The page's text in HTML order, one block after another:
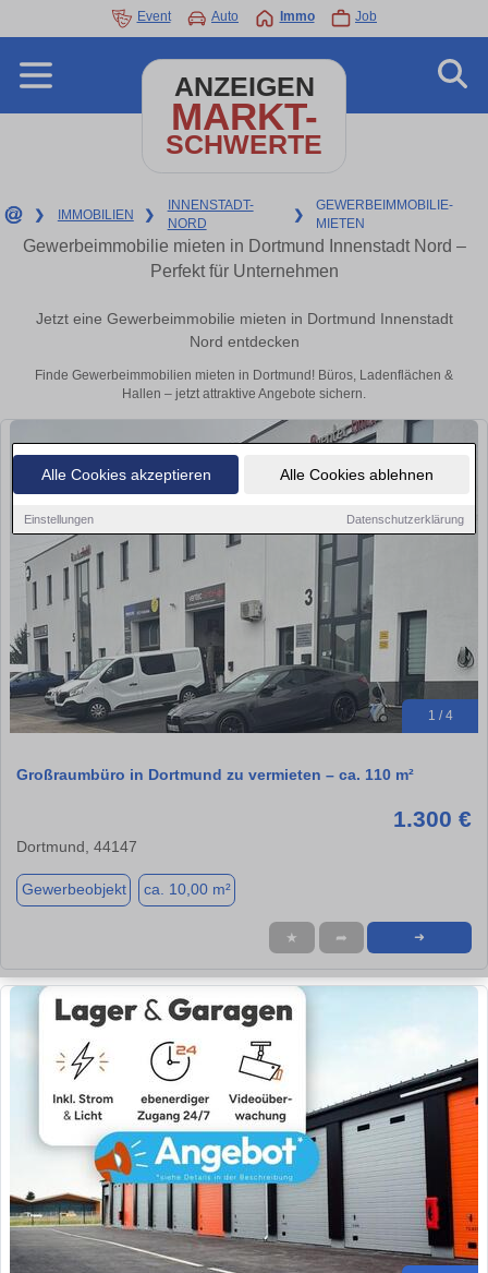
Alle Cookies akzeptieren Alle Cookies ablehnen
Einstellungen Datenschutzerklärung
Event Auto Immo Job
ANZEIGEN
MARKT-
SCHWERTE
❯ IMMOBILIEN ❯
INNENSTADT-
NORD
❯
GEWERBEIMMOBILIE-
MIETEN
Gewerbeimmobilie mieten in Dortmund Innenstadt Nord –
Perfekt für Unternehmen
Jetzt eine Gewerbeimmobilie mieten in Dortmund Innenstadt
Nord entdecken
Finde Gewerbeimmobilien mieten in Dortmund! Büros, Ladenflächen &
Hallen – jetzt attraktive Angebote sichern.
1 / 4
Großraumbüro in Dortmund zu vermieten – ca. 110 m²
1.300 €
Dortmund, 44147
Gewerbeobjekt ca. 10,00 m²
★ ➦ ➜